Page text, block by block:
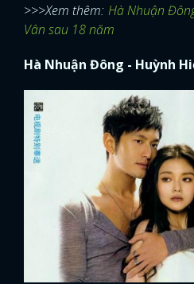
>>>Xem thêm: Hà Nhuận
Vân sau 18 năm
Hà Nhuận Đông - Huỳnh